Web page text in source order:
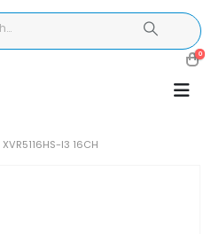
0
XVR5116HS-I3 16CH